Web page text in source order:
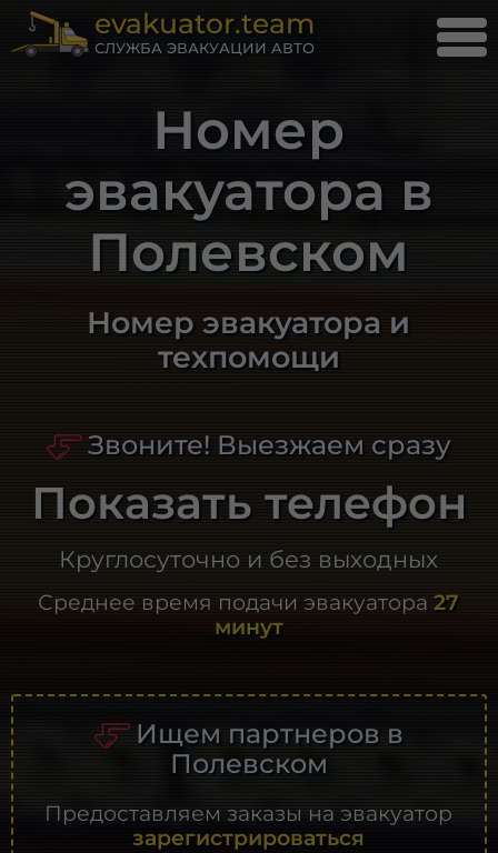
evakuator.team
СЛУЖБА ЭВАКУАЦИИ АВТО
Номер
эвакуатора в
Полевском
Номер эвакуатора и
техпомощи
Звоните! Выезжаем сразу
Показать телефон
Круглосуточно и без выходных
Среднее время подачи эвакуатора27
минут
Ищем партнеров в
Полевском
Предоставляем заказы на эвакуатор
зарегистрироваться